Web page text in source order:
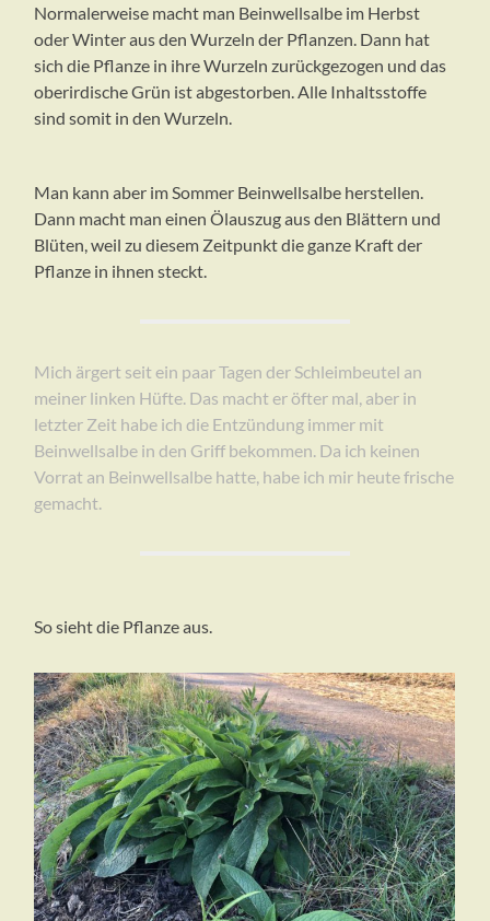
Normalerweise macht man Beinwellsalbe im Herbst
oder Winter aus den Wurzeln der Pflanzen. Dann hat
sich die Pflanze in ihre Wurzeln zurückgezogen und das
oberirdische Grün ist abgestorben. Alle Inhaltsstoffe
sind somit in den Wurzeln.
Man kann aber im Sommer Beinwellsalbe herstellen.
Dann macht man einen Ölauszug aus den Blättern und
Blüten, weil zu diesem Zeitpunkt die ganze Kraft der
Pflanze in ihnen steckt.
Mich ärgert seit ein paar Tagen der Schleimbeutel an
meiner linken Hüfte. Das macht er öfter mal, aber in
letzter Zeit habe ich die Entzündung immer mit
Beinwellsalbe in den Griff bekommen. Da ich keinen
Vorrat an Beinwellsalbe hatte, habe ich mir heute frische
gemacht.
So sieht die Pflanze aus.